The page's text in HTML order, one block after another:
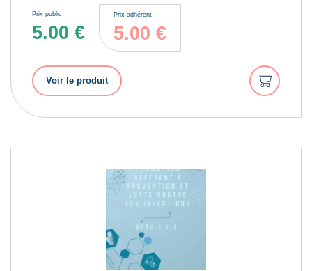
Prix public
5.00 €
Prix adhérent
5.00 €
Voir le produit
Ajouter
au
panier